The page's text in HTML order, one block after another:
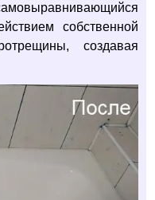
собственной
создавая